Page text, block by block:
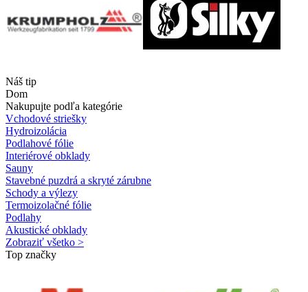
Náš tip
Dom
Nakupujte podľa kategórie
Vchodové striešky
Hydroizolácia
Podlahové fólie
Interiérové obklady
Sauny
Stavebné puzdrá a skryté zárubne
Schody a výlezy
Termoizolačné fólie
Podlahy
Akustické obklady
Zobraziť všetko >
Top značky